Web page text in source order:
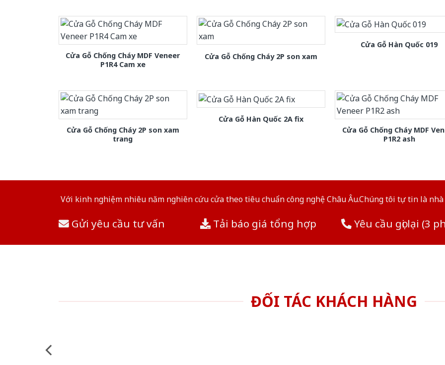
Cửa Gỗ Chống Cháy MDF Veneer
P1R4 Cam xe
Cửa Gỗ Chống Cháy 2P son xam
Cửa Gỗ Hàn Quốc 019
Cửa Gỗ Chống Cháy 2P son xam
trang
Cửa Gỗ Hàn Quốc 2A fix
Cửa Gỗ Chống Cháy MDF
P1R2 ash
Với kinh nghiệm nhiêu năm nghiên cứu cửa theo tiêu chuẩn công nghệ Châu Âu.Chúng tôi tự tin là
Gửi yêu cầu tư vấn Tải báo giá tổng hợp Yêu cầu gọi lại (3
ĐỐI TÁC KHÁCH HÀNG